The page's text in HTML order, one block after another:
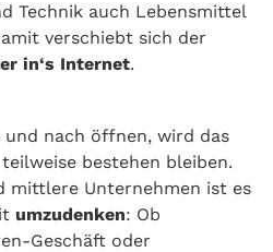
Technik auch Lebensmittel
verschiebt sich der
in‘s Internet.
nach öffnen, wird das
bestehen bleiben.
mittlere Unternehmen ist es
umzudenken: Ob
Geschäft oder